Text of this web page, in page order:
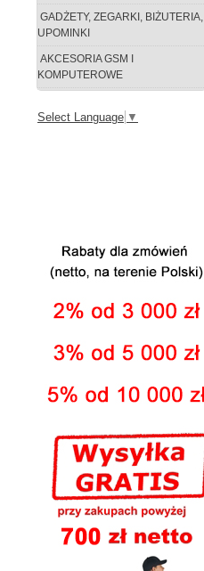
GADŻETY, ZEGARKI, BIŻUTERIA,
UPOMINKI
AKCESORIA GSM I
KOMPUTEROWE
Select Language ▼